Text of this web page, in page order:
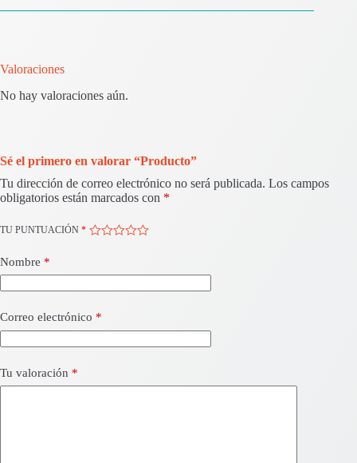
Valoraciones
No hay valoraciones aún.
Sé el primero en valorar “Producto”
Tu dirección de correo electrónico no será publicada. Los campos
obligatorios están marcados con *
TU PUNTUACIÓN *
Nombre *
Correo electrónico *
Tu valoración *